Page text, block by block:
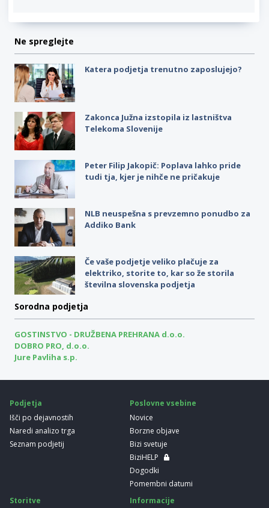
Ne spreglejte
Katera podjetja trenutno zaposlujejo?
Zakonca Južna izstopila iz lastništva
Telekoma Slovenije
Peter Filip Jakopič: Poplava lahko pride
tudi tja, kjer je nihče ne pričakuje
NLB neuspešna s prevzemno ponudbo za
Addiko Bank
Če vaše podjetje veliko plačuje za
elektriko, storite to, kar so že storila
številna slovenska podjetja
Sorodna podjetja
GOSTINSTVO - DRUŽBENA PREHRANA d.o.o.
DOBRO PRO, d.o.o.
Jure Pavliha s.p.
Podjetja
Išči po dejavnostih
Naredi analizo trga
Seznam podjetij
Poslovne vsebine
Novice
Borzne objave
Bizi svetuje
BiziHELP
Dogodki
Pomembni datumi
Storitve
Informacije